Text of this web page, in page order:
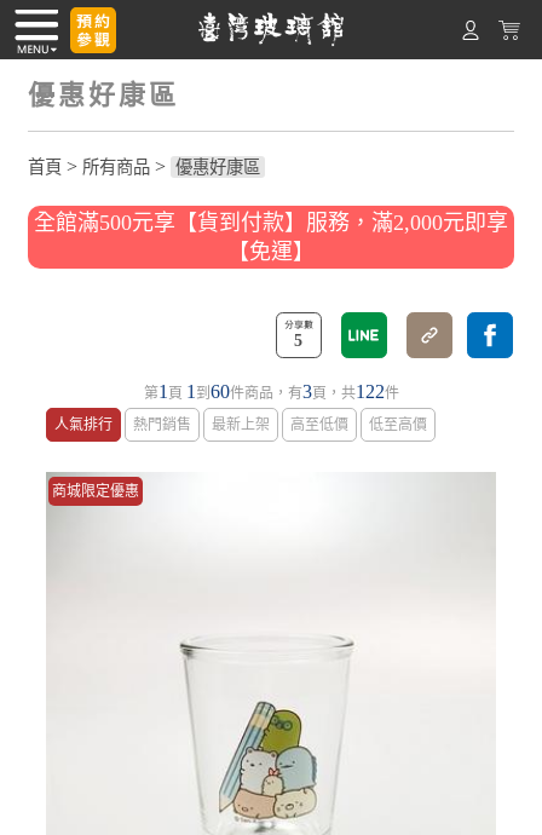
優惠好康區
首頁 > 所有商品 > 優惠好康區
全館滿500元享【貨到付款】服務，滿2,000元即享
【免運】
5
第1 頁 1 到 60件商品，有3頁，共122件
人氣排行
熱門銷售 最新上架 高至低價 低至高價
商城限定優惠